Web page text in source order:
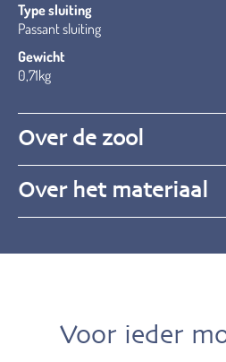
Type sluiting
Passant sluiting
Gewicht
0,71kg
Over de zool
Over het materiaal
Voor ieder